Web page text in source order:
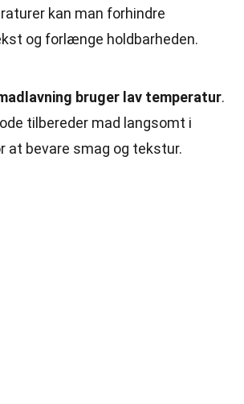
kan man forhindre
og forlænge holdbarheden.
bruger lav temperatur.
tilbereder mad langsomt i
at bevare smag og tekstur.